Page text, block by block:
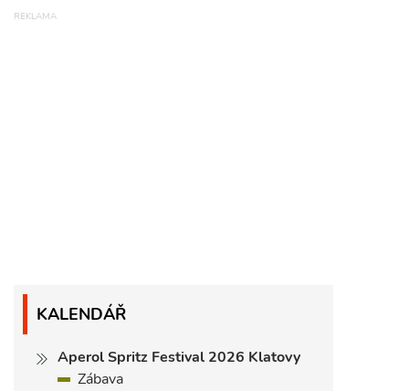
KALENDÁŘ
Aperol Spritz Festival 2026 Klatovy
Zábava